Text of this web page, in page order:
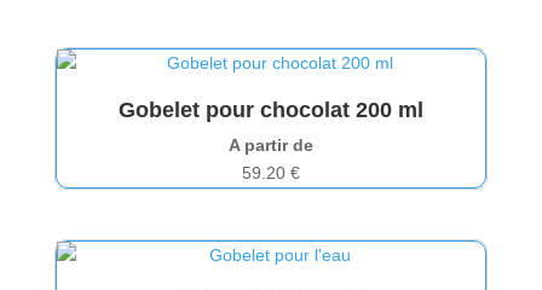
Gobelet pour chocolat 200 ml
A partir de
59.20 €